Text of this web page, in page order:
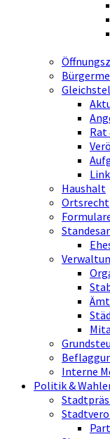
Rat
Haushalt
Ortsrecht
Interne
Politik &